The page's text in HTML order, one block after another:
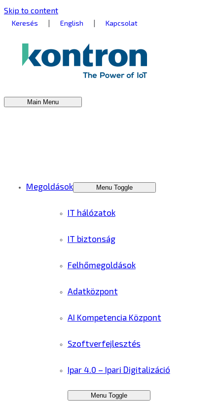
Skip to content
Keresés | English | Kapcsolat
Main Menu
Megoldások Menu Toggle
IT hálózatok
IT biztonság
Felhőmegoldások
Adatközpont
AI Kompetencia Központ
Szoftverfejlesztés
Ipar 4.0 – Ipari Digitalizáció
Menu Toggle